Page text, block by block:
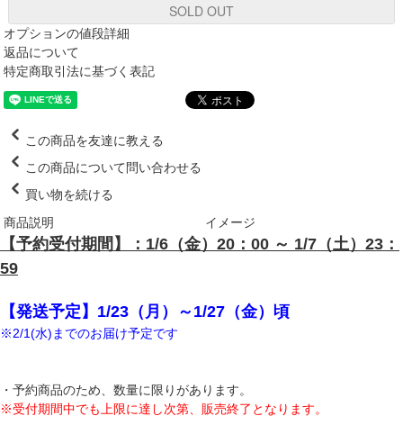
SOLD OUT
オプションの値段詳細
返品について
特定商取引法に基づく表記
この商品を友達に教える
この商品について問い合わせる
買い物を続ける
商品説明
イメージ
【予約受付期間】：1/6（金）20：00 ～ 1/7（土）23：
59
【発送予定】1/23（月）～1/27（金）頃
※2/1(水)までのお届け予定です
・予約商品のため、数量に限りがあります。
※受付期間中でも上限に達し次第、販売終了となります。